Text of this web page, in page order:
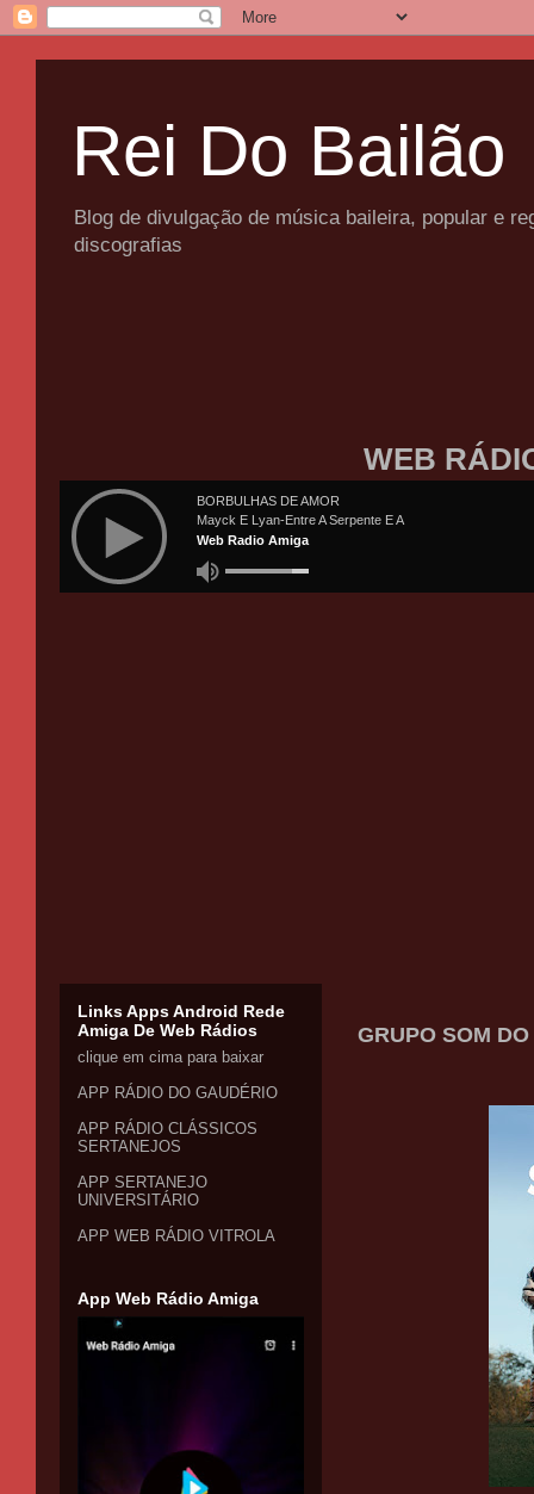
Rei Do Bailão
Blog de divulgação de música baileira, popular e
discografias
WEB
GRUPO SOM
Links Apps Android Rede
Amiga De Web Rádios
clique em cima para baixar
APP RÁDIO DO GAUDÉRIO
APP RÁDIO CLÁSSICOS
SERTANEJOS
APP SERTANEJO
UNIVERSITÁRIO
APP WEB RÁDIO VITROLA
App Web Rádio Amiga